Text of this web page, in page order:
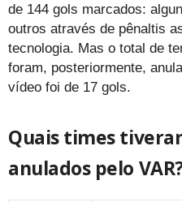
de 144 gols marcados:
outros através de pênaltis
tecnologia. Mas o total de
foram, posteriormente,
vídeo foi de 17 gols.
Quais times
anulados pelo